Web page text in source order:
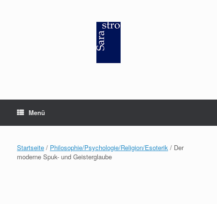
Menü
Startseite / Philosophie/Psychologie/Religion/Esoterik / Der
moderne Spuk- und Geisterglaube